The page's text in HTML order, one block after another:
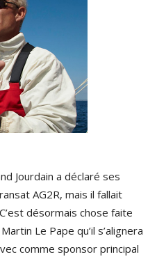
Jourdain a déclaré ses
AG2R, mais il fallait
désormais chose faite
Le Pape qu’il s’alignera
comme sponsor principal